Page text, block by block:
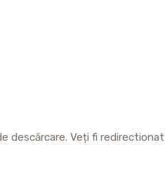
descărcare. Veți fi